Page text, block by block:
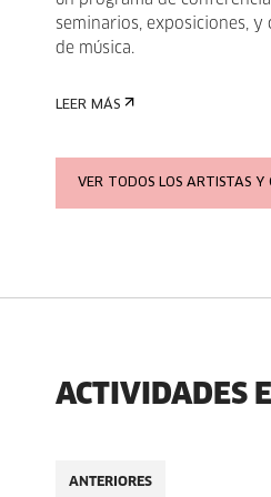
seminarios, exposiciones, y
de música.
LEER MÁS
VER TODOS LOS ARTISTAS Y
ACTIVIDADES
ANTERIORES